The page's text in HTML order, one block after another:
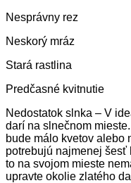
Nesprávny rez
Neskorý mráz
Stará rastlina
Predčasné kvitnutie
Nedostatok slnka – V
darí na slnečnom
bude málo kvetov alebo
potrebujú najmenej
to na svojom mieste
upravte okolie zlatého